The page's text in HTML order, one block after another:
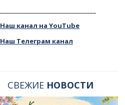
Наш канал на YouTube
Наш Телеграм канал
СВЕЖИЕ НОВОСТИ